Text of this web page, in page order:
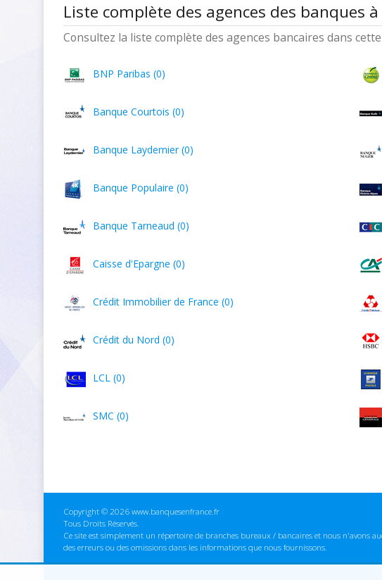
Liste complète des agences des banques
Consultez la liste complète des agences bancaires dans
BNP Paribas (0)
Banque Courtois (0)
Banque Laydernier (0)
Banque Populaire (0)
Banque Tarneaud (0)
Caisse d'Epargne (0)
Crédit Immobilier de France (0)
Crédit du Nord (0)
LCL (0)
SMC (0)
Copyright © 2026 www.banquesenfrance.fr
Tous Droits Réservés.
Ce site est simplement un répertoire de branches bureaux / bancaires et nous n'avons
des erreurs ou des omissions dans les informations que nous fournissons.